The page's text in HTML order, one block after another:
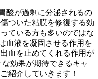
酸が過剰に分泌されるの
ついた粘膜を修復する効
ている方も多いのではな
血液を凝固させる作用を
血を止めてくれる作用が
効果が期待できるキャ
紹介していきます！